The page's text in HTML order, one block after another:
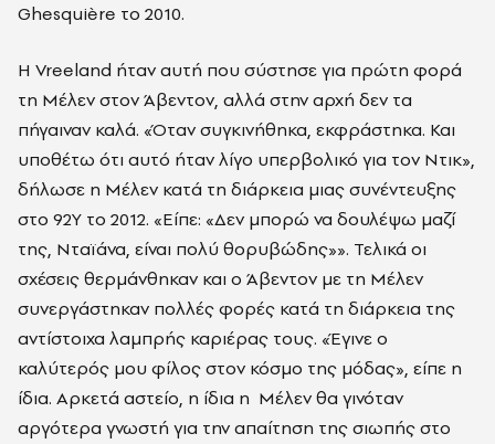
Ghesquière το 2010.
Η Vreeland ήταν αυτή που σύστησε για πρώτη φορά
τη Μέλεν στον Άβεντον, αλλά στην αρχή δεν τα
πήγαιναν καλά. «Όταν συγκινήθηκα, εκφράστηκα. Και
υποθέτω ότι αυτό ήταν λίγο υπερβολικό για τον Ντικ»,
δήλωσε η Μέλεν κατά τη διάρκεια μιας συνέντευξης
στο 92Y το 2012. «Είπε: «Δεν μπορώ να δουλέψω μαζί
της, Νταϊάνα, είναι πολύ θορυβώδης»». Τελικά οι
σχέσεις θερμάνθηκαν και ο Άβεντον με τη Μέλεν
συνεργάστηκαν πολλές φορές κατά τη διάρκεια της
αντίστοιχα λαμπρής καριέρας τους. «Έγινε ο
καλύτερός μου φίλος στον κόσμο της μόδας», είπε η
ίδια. Αρκετά αστείο, η ίδια η Μέλεν θα γινόταν
αργότερα γνωστή για την απαίτηση της σιωπής στο